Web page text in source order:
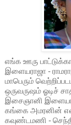
எங்க ஊரு
இளையராஜா -
மாபெரும்
ஒருவருஷம் ஓடிச்
இசைஞானி
கங்கை அமரனின்
கவுண்டமணி -